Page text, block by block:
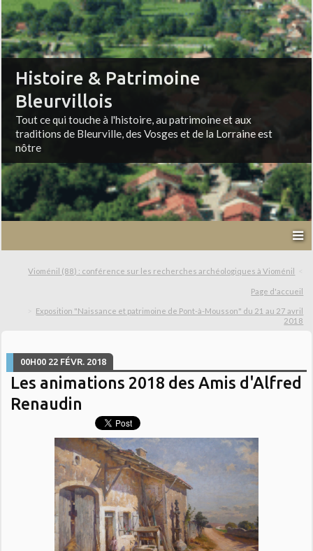
Histoire & Patrimoine
Bleurvillois
Tout ce qui touche à l'histoire, au patrimoine et aux
traditions de Bleurville, des Vosges et de la Lorraine est
nôtre
Vioménil (88) : conférence sur les recherches archéologiques à Vioménil
Page d'accueil
Exposition "Naissance et patrimoine de Pont-à-Mousson" du 21 au 27 avril
2018
00H00 22 FÉVR. 2018
Les animations 2018 des Amis d'Alfred
Renaudin